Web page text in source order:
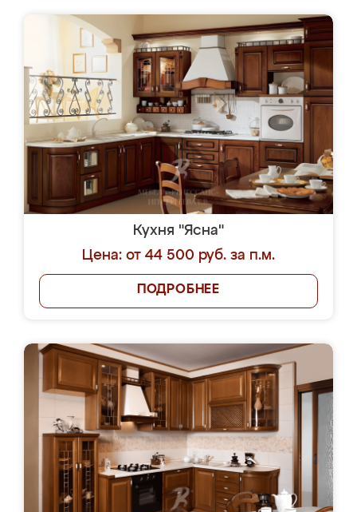
Кухня "Ясна"
Цена: от 44 500 руб. за п.м.
ПОДРОБНЕЕ